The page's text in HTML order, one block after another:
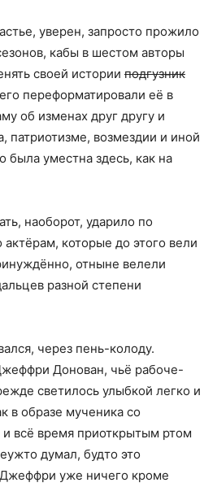
уверен, запросто прожило
кабы в шестом авторы
своей истории подгузник
переформатировали её в
об изменах друг другу и
патриотизме, возмездии и иной
была уместна здесь, как на
наоборот, ударило по
которые до этого вели
отныне велели
разной степени
через пень-колоду.
Донован, чьё рабоче-
светилось улыбкой легко и
в образе мученика со
всё время приоткрытым ртом
думал, будто это
Джеффри уже ничего кроме